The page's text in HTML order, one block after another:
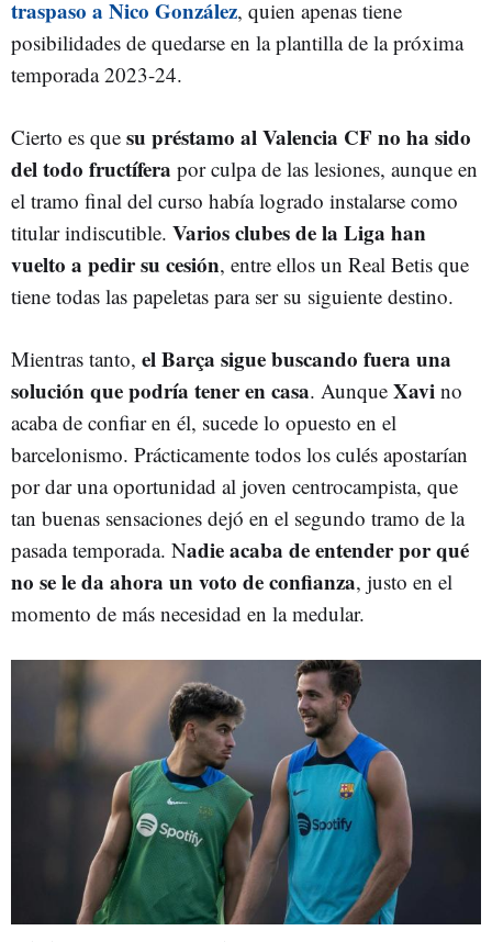
traspaso a Nico González, quien apenas tiene
posibilidades de quedarse en la plantilla de la próxima
temporada 2023-24.
Cierto es que su préstamo al Valencia CF no ha sido
del todo fructífera por culpa de las lesiones, aunque en
el tramo final del curso había logrado instalarse como
titular indiscutible. Varios clubes de la Liga han
vuelto a pedir su cesión, entre ellos un Real Betis que
tiene todas las papeletas para ser su siguiente destino.
Mientras tanto, el Barça sigue buscando fuera una
solución que podría tener en casa. Aunque Xavi no
acaba de confiar en él, sucede lo opuesto en el
barcelonismo. Prácticamente todos los culés apostarían
por dar una oportunidad al joven centrocampista, que
tan buenas sensaciones dejó en el segundo tramo de la
pasada temporada. Nadie acaba de entender por qué
no se le da ahora un voto de confianza, justo en el
momento de más necesidad en la medular.